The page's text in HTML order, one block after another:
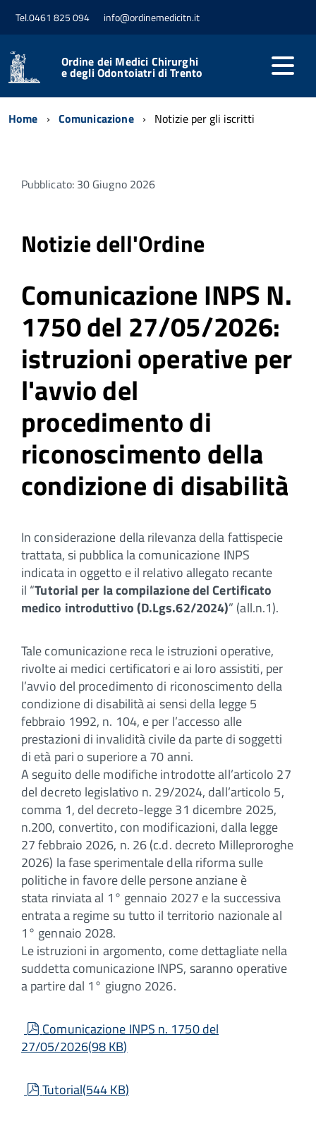
Tel.0461 825 094 info@ordinemedicitn.it
Ordine dei Medici Chirurghi
e degli Odontoiatri di Trento
Home Comunicazione Notizie per gli iscritti
Pubblicato: 30 Giugno 2026
Notizie dell'Ordine
Comunicazione INPS N.
1750 del 27/05/2026:
istruzioni operative per
l'avvio del
procedimento di
riconoscimento della
condizione di disabilità
In considerazione della rilevanza della fattispecie
trattata, si pubblica la comunicazione INPS
indicata in oggetto e il relativo allegato recante
il “Tutorial per la compilazione del Certificato
medico introduttivo (D.Lgs.62/2024)” (all.n.1).
Tale comunicazione reca le istruzioni operative,
rivolte ai medici certificatori e ai loro assistiti, per
l’avvio del procedimento di riconoscimento della
condizione di disabilità ai sensi della legge 5
febbraio 1992, n. 104, e per l’accesso alle
prestazioni di invalidità civile da parte di soggetti
di età pari o superiore a 70 anni.
A seguito delle modifiche introdotte all’articolo 27
del decreto legislativo n. 29/2024, dall’articolo 5,
comma 1, del decreto-legge 31 dicembre 2025,
n.200, convertito, con modificazioni, dalla legge
27 febbraio 2026, n. 26 (c.d. decreto Milleproroghe
2026) la fase sperimentale della riforma sulle
politiche in favore delle persone anziane è
stata rinviata al 1° gennaio 2027 e la successiva
entrata a regime su tutto il territorio nazionale al
1° gennaio 2028.
Le istruzioni in argomento, come dettagliate nella
suddetta comunicazione INPS, saranno operative
a partire dal 1° giugno 2026.
pdf
Comunicazione INPS n. 1750 del
27/05/2026(98 KB)
pdf
Tutorial(544 KB)